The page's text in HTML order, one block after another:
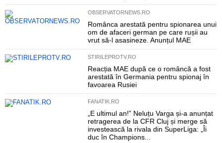
OBSERVATORNEWS.RO
Românca arestată pentru spionarea unui
om de afaceri german pe care rușii au
vrut să-l asasineze. Anunțul MAE
STIRILEPROTV.RO
Reacția MAE după ce o româncă a fost
arestată în Germania pentru spionaj în
favoarea Rusiei
FANATIK.RO
„E ultimul an!” Neluțu Varga și-a anunțat
retragerea de la CFR Cluj și merge să
investească la rivala din SuperLiga: „Îi
duc în Champions...